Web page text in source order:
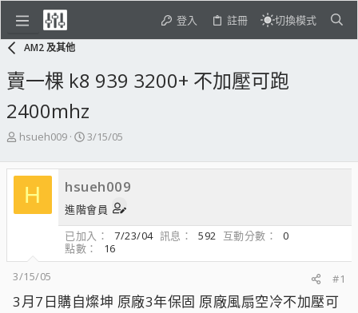
登入 註冊 切換模式
AM2 及其他
賣一棵 k8 939 3200+ 不加壓可跑
2400mhz
主
發
起
人
hsueh009
開
日
期
3/15/05
H hsueh009
進階會員
已加入
7/23/04 訊息 592 互動分數
0
點數
16
3/15/05
#1
3月7日購自燦坤 原廠3年保固 原廠風扇空冷不加壓可